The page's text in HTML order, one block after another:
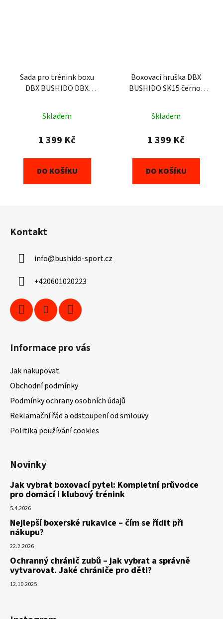
Sada pro trénink boxu
DBX BUSHIDO DBX
Skladem
1 399 Kč
DO KOŠÍKU
Boxovací hruška DBX
BUSHIDO SK15 černo-
Skladem
1 399 Kč
DO KOŠÍKU
Kontakt
info@bushido-sport.cz
+420601020223
Informace pro vás
Jak nakupovat
Obchodní podmínky
Podmínky ochrany osobních údajů
Reklamační řád a odstoupení od smlouvy
Politika používání cookies
Novinky
Jak vybrat boxovací pytel: Kompletní průvodce
pro domácí i klubový trénink
5.4.2026
Nejlepší boxerské rukavice – čím se řídit při
nákupu?
22.2.2026
Ochranný chránič zubů – jak vybrat a správně
vytvarovat. Jaké chrániče pro děti?
12.10.2025